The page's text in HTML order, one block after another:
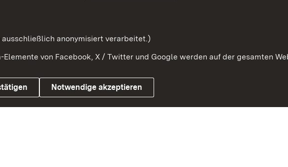
Impressum Kontakt
anonymisiert verarbeitet.)
von Facebook, X / Twitter und Google werden auf der gesamten
Notwendige akzeptieren